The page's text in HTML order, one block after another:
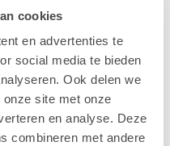
cookies
en advertenties te
social media te bieden
Ook delen we
site met onze
en analyse. Deze
combineren met andere
zijn bijna eindeloos.
(gratis versie)
veelzijdige en
handomdraai
zijn beschikbaar in
Nederlands, Frans,